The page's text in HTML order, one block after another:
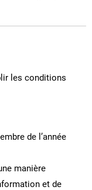
les conditions
de l’année
manière
et de